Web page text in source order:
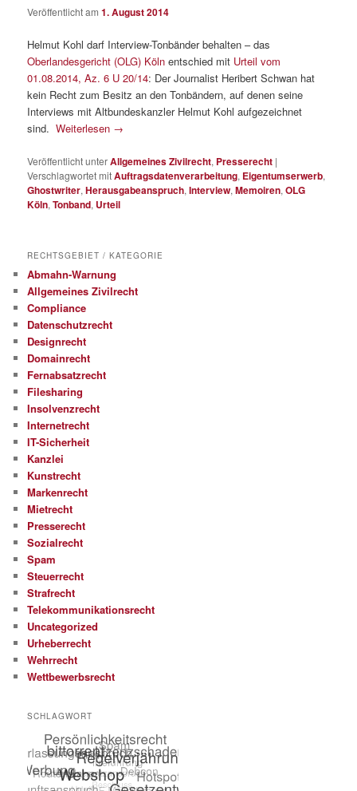
Veröffentlicht am1. August 2014
Helmut Kohl darf Interview-Tonbänder behalten – das
Oberlandesgericht (OLG) Köln entschied mit Urteil vom
01.08.2014, Az. 6 U 20/14: Der Journalist Heribert Schwan hat
kein Recht zum Besitz an den Tonbändern, auf denen seine
Interviews mit Altbundeskanzler Helmut Kohl aufgezeichnet
sind.Weiterlesen →
Veröffentlicht unterAllgemeines Zivilrecht, Presserecht |
Verschlagwortet mitAuftragsdatenverarbeitung, Eigentumserwerb,
Ghostwriter,Herausgabeanspruch,Interview,Memoiren,OLG
Köln,Tonband, Urteil
RECHTSGEBIET / KATEGORIE
Abmahn-Warnung
Allgemeines Zivilrecht
Compliance
Datenschutzrecht
Designrecht
Domainrecht
Fernabsatzrecht
Filesharing
Insolvenzrecht
Internetrecht
IT-Sicherheit
Kanzlei
Kunstrecht
Markenrecht
Mietrecht
Presserecht
Sozialrecht
Spam
Steuerrecht
Strafrecht
Telekommunikationsrecht
Uncategorized
Urheberrecht
Wehrrecht
Wettbewerbsrecht
SCHLAGWORT